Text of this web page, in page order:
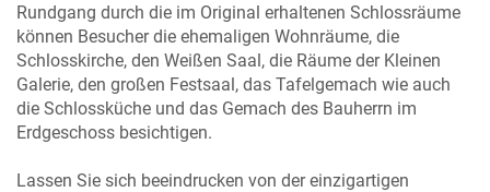
Rundgang durch die im Original erhaltenen Schlossräume
können Besucher die ehemaligen Wohnräume, die
Schlosskirche, den Weißen Saal, die Räume der Kleinen
Galerie, den großen Festsaal, das Tafelgemach wie auch
die Schlossküche und das Gemach des Bauherrn im
Erdgeschoss besichtigen.
Lassen Sie sich beeindrucken von der einzigartigen